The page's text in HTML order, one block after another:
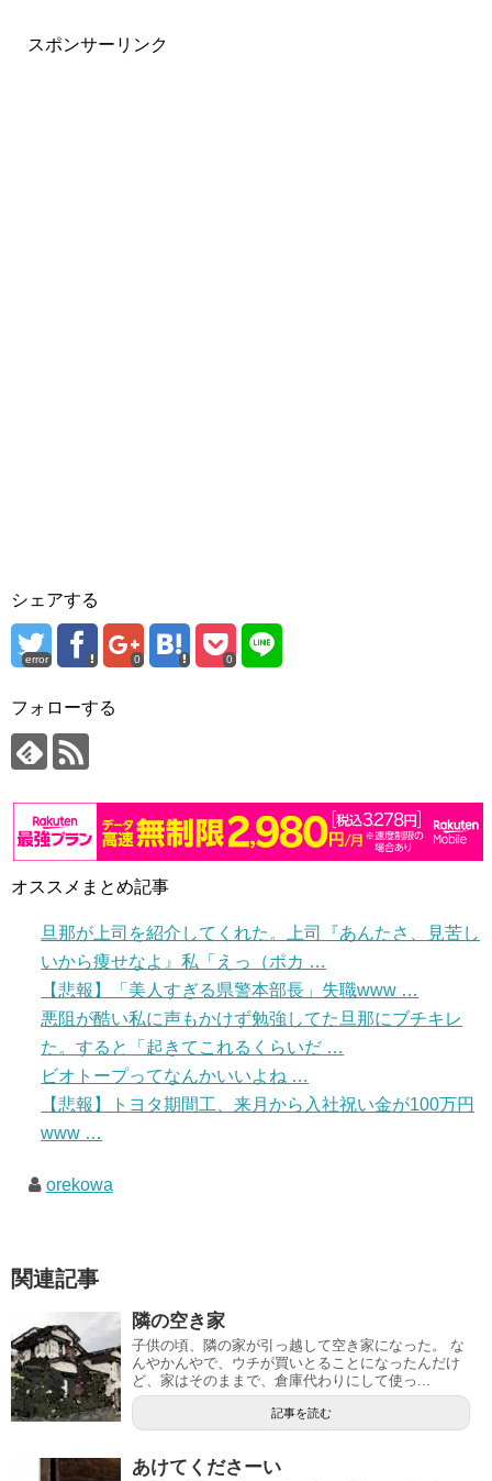
スポンサーリンク
シェアする
error 0 0
フォローする
オススメまとめ記事
旦那が上司を紹介してくれた。上司『あんたさ、見苦し
いから痩せなよ』私「えっ（ポカ …
【悲報】「美人すぎる県警本部長」失職www …
悪阻が酷い私に声もかけず勉強してた旦那にブチキレ
た。すると「起きてこれるくらいだ …
ビオトープってなんかいいよね …
【悲報】トヨタ期間工、来月から入社祝い金が100万円
www …
orekowa
関連記事
隣の空き家
子供の頃、隣の家が引っ越して空き家になった。 な
んやかんやで、ウチが買いとることになったんだけ
ど、家はそのままで、倉庫代わりにして使っ...
記事を読む
あけてくださーい